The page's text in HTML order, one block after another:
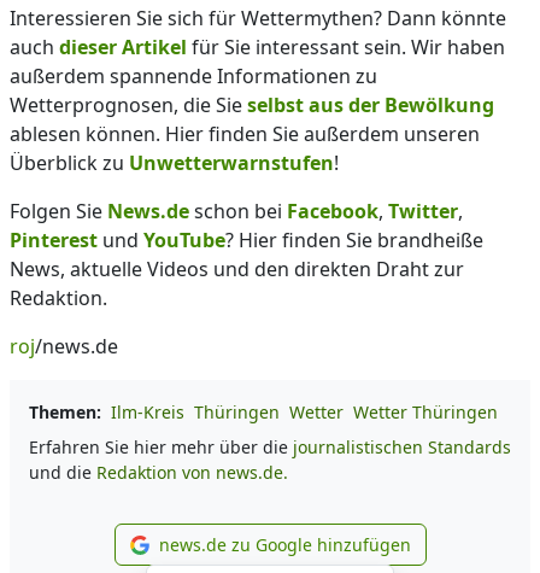
Interessieren Sie sich für Wettermythen? Dann könnte
auch dieser Artikel für Sie interessant sein. Wir haben
außerdem spannende Informationen zu
Wetterprognosen, die Sieselbst aus der Bewölkung
ablesen können. Hier finden Sie außerdem unseren
Überblick zu Unwetterwarnstufen!
Folgen Sie News.deschon bei Facebook, Twitter,
Pinterest und YouTube? Hier finden Sie brandheiße
News, aktuelle Videos und den direkten Draht zur
Redaktion.
roj/news.de
Themen: Ilm-Kreis Thüringen Wetter Wetter Thüringen
Erfahren Sie hier mehr über die journalistischen Standards
und die Redaktion von news.de.
news.de zu Google
news.de zu Google hinzufügen